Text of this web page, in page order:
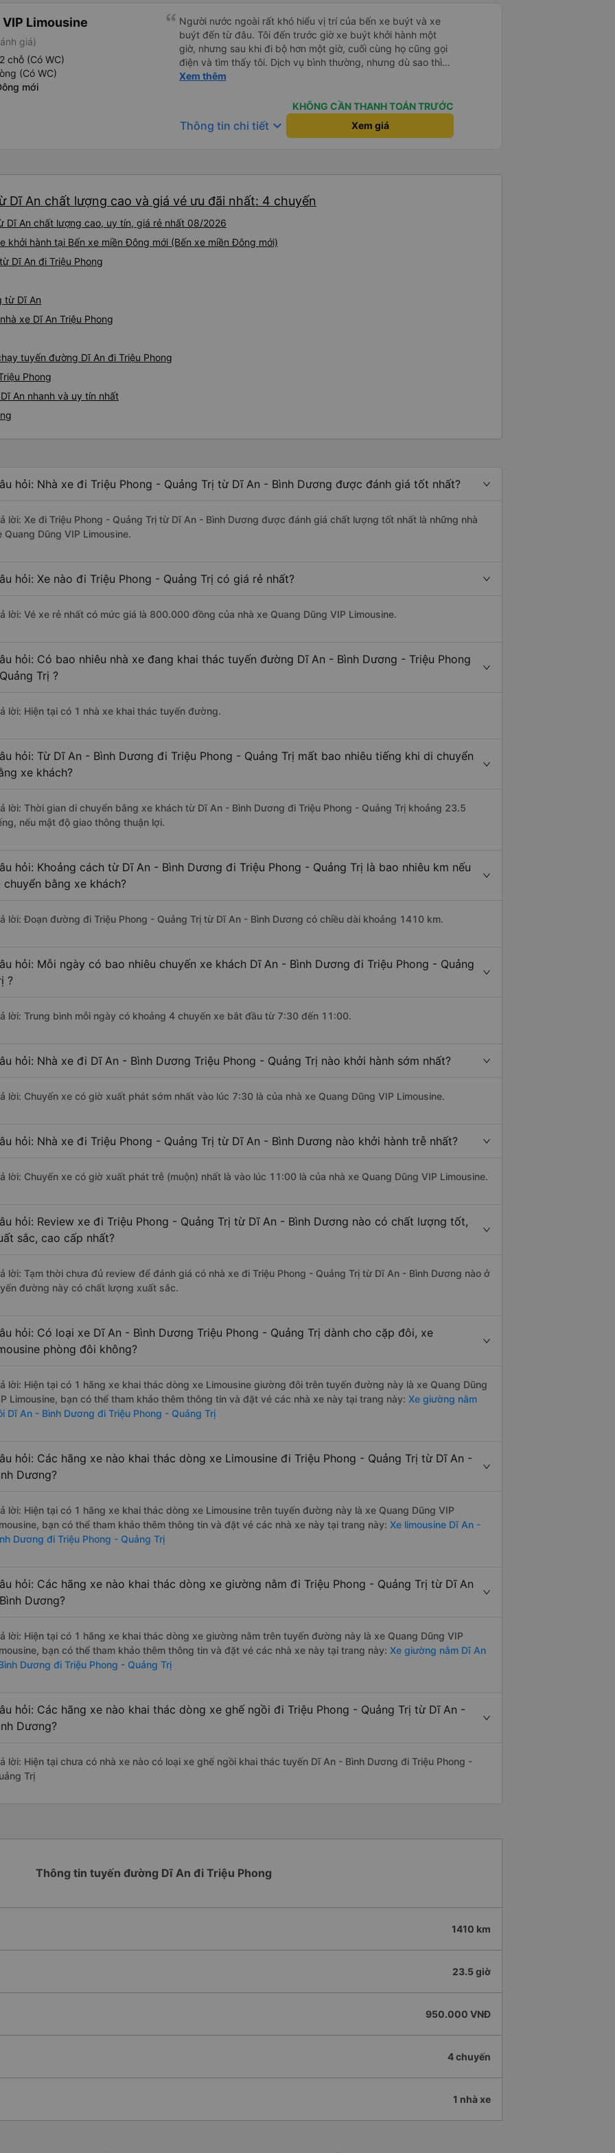
Limousine
giá)
chỗ (Có WC)
(Có WC)
mới
Người nước ngoài rất khó hiểu vị trí của bến xe buýt và xe
buýt đến từ đâu. Tôi đến trước giờ xe buýt khởi hành một
giờ, nhưng sau khi đi bộ hơn một giờ, cuối cùng họ cũng gọi
điện và tìm thấy tôi. Dịch vụ bình thường, nhưng dù sao thì
tôi ngủ ngon hơn ở khách sạn vì tôi rất thoải mái. Sẽ tuyệt
cho điểm tối đa. Cảm ơn bạn rất nhiều.
Xem thêm
KHÔNG CẦN THANH TOÁN TRƯỚC
Thông tin chi tiết keyboard_arrow_down Xem giá
Dĩ An chất lượng cao và giá vé ưu đãi nhất: 4 chuyến
Dĩ An chất lượng cao, uy tín, giá rẻ nhất 08/2026
khởi hành tại Bến xe miền Đông mới (Bến xe miền Đông mới)
Dĩ An đi Triệu Phong
từ Dĩ An
xe Dĩ An Triệu Phong
tuyến đường Dĩ An đi Triệu Phong
Phong
An nhanh và uy tín nhất
hỏi: Nhà xe đi Triệu Phong - Quảng Trị từ Dĩ An - Bình Dương được đánh giá tốt nhất?
lời: Xe đi Triệu Phong - Quảng Trị từ Dĩ An - Bình Dương được đánh giá chất lượng tốt nhất là những nhà
Quang Dũng VIP Limousine.
hỏi: Xe nào đi Triệu Phong - Quảng Trị có giá rẻ nhất?
lời: Vé xe rẻ nhất có mức giá là 800.000 đồng của nhà xe Quang Dũng VIP Limousine.
hỏi: Có bao nhiêu nhà xe đang khai thác tuyến đường Dĩ An - Bình Dương - Triệu Phong
Trị ?
lời: Hiện tại có 1 nhà xe khai thác tuyến đường.
hỏi: Từ Dĩ An - Bình Dương đi Triệu Phong - Quảng Trị mất bao nhiêu tiếng khi di chuyển
xe khách?
lời: Thời gian di chuyển bằng xe khách từ Dĩ An - Bình Dương đi Triệu Phong - Quảng Trị khoảng 23.5
nếu mật độ giao thông thuận lợi.
hỏi: Khoảng cách từ Dĩ An - Bình Dương đi Triệu Phong - Quảng Trị là bao nhiêu km nếu
chuyển bằng xe khách?
lời: Đoạn đường đi Triệu Phong - Quảng Trị từ Dĩ An - Bình Dương có chiều dài khoảng 1410 km.
hỏi: Mỗi ngày có bao nhiêu chuyến xe khách Dĩ An - Bình Dương đi Triệu Phong - Quảng
?
lời: Trung bình mỗi ngày có khoảng 4 chuyến xe bắt đầu từ 7:30 đến 11:00.
hỏi: Nhà xe đi Dĩ An - Bình Dương Triệu Phong - Quảng Trị nào khởi hành sớm nhất?
lời: Chuyến xe có giờ xuất phát sớm nhất vào lúc 7:30 là của nhà xe Quang Dũng VIP Limousine.
hỏi: Nhà xe đi Triệu Phong - Quảng Trị từ Dĩ An - Bình Dương nào khởi hành trễ nhất?
lời: Chuyến xe có giờ xuất phát trễ (muộn) nhất là vào lúc 11:00 là của nhà xe Quang Dũng VIP Limousine.
hỏi: Review xe đi Triệu Phong - Quảng Trị từ Dĩ An - Bình Dương nào có chất lượng tốt,
sắc, cao cấp nhất?
lời: Tạm thời chưa đủ review để đánh giá có nhà xe đi Triệu Phong - Quảng Trị từ Dĩ An - Bình Dương nào ở
đường này có chất lượng xuất sắc.
hỏi: Có loại xe Dĩ An - Bình Dương Triệu Phong - Quảng Trị dành cho cặp đôi, xe
phòng đôi không?
lời: Hiện tại có 1 hãng xe khai thác dòng xe Limousine giường đôi trên tuyến đường này là xe Quang Dũng
Limousine, bạn có thể tham khảo thêm thông tin và đặt vé các nhà xe này tại trang này: Xe giường nằm
Dĩ An - Bình Dương đi Triệu Phong - Quảng Trị
hỏi: Các hãng xe nào khai thác dòng xe Limousine đi Triệu Phong - Quảng Trị từ Dĩ An -
Dương?
lời: Hiện tại có 1 hãng xe khai thác dòng xe Limousine trên tuyến đường này là xe Quang Dũng VIP
bạn có thể tham khảo thêm thông tin và đặt vé các nhà xe này tại trang này: Xe limousine Dĩ An -
Dương đi Triệu Phong - Quảng Trị
hỏi: Các hãng xe nào khai thác dòng xe giường nằm đi Triệu Phong - Quảng Trị từ Dĩ An
Dương?
lời: Hiện tại có 1 hãng xe khai thác dòng xe giường nằm trên tuyến đường này là xe Quang Dũng VIP
bạn có thể tham khảo thêm thông tin và đặt vé các nhà xe này tại trang này: Xe giường nằm Dĩ An
Dương đi Triệu Phong - Quảng Trị
hỏi: Các hãng xe nào khai thác dòng xe ghế ngồi đi Triệu Phong - Quảng Trị từ Dĩ An -
Dương?
lời: Hiện tại chưa có nhà xe nào có loại xe ghế ngồi khai thác tuyến Dĩ An - Bình Dương đi Triệu Phong -
Trị
Thông tin tuyến đường Dĩ An đi Triệu Phong
1410 km
23.5 giờ
950.000 VNĐ
4 chuyến
1 nhà xe